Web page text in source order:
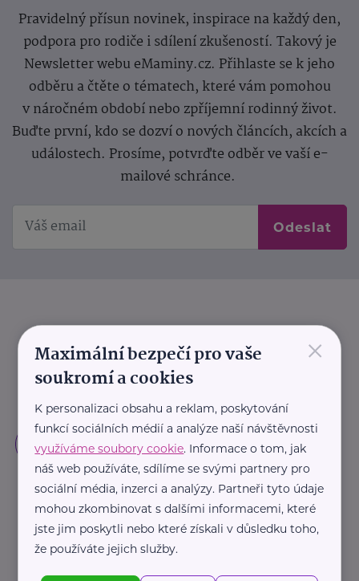
Pravidelný přísun novinek, inspirace na každý den,
podpora pro rodiče i sdílení zkušeností. Takový je
Newsletter webu eMaminy.cz. Přihlaste se k jeho
odběru a čtěte o tématech, které vám pomohou
v náročném období nebo zpříjemní rodinný život.
Buďte první, kdo se dozví o nových článcích, akcích a
událostech. Prosíme, potvrďte odběr ve vaší e-
mailové schránce.
Odeslat
×
Maximální bezpečí pro vaše
soukromí a cookies
K personalizaci obsahu a reklam, poskytování
funkcí sociálních médií a analýze naší návštěvnosti
využíváme soubory cookie. Informace o tom, jak
náš web používáte, sdílíme se svými partnery pro
sociální média, inzerci a analýzy. Partneři tyto údaje
mohou zkombinovat s dalšími informacemi, které
jste jim poskytli nebo které získali v důsledku toho,
že používáte jejich služby.